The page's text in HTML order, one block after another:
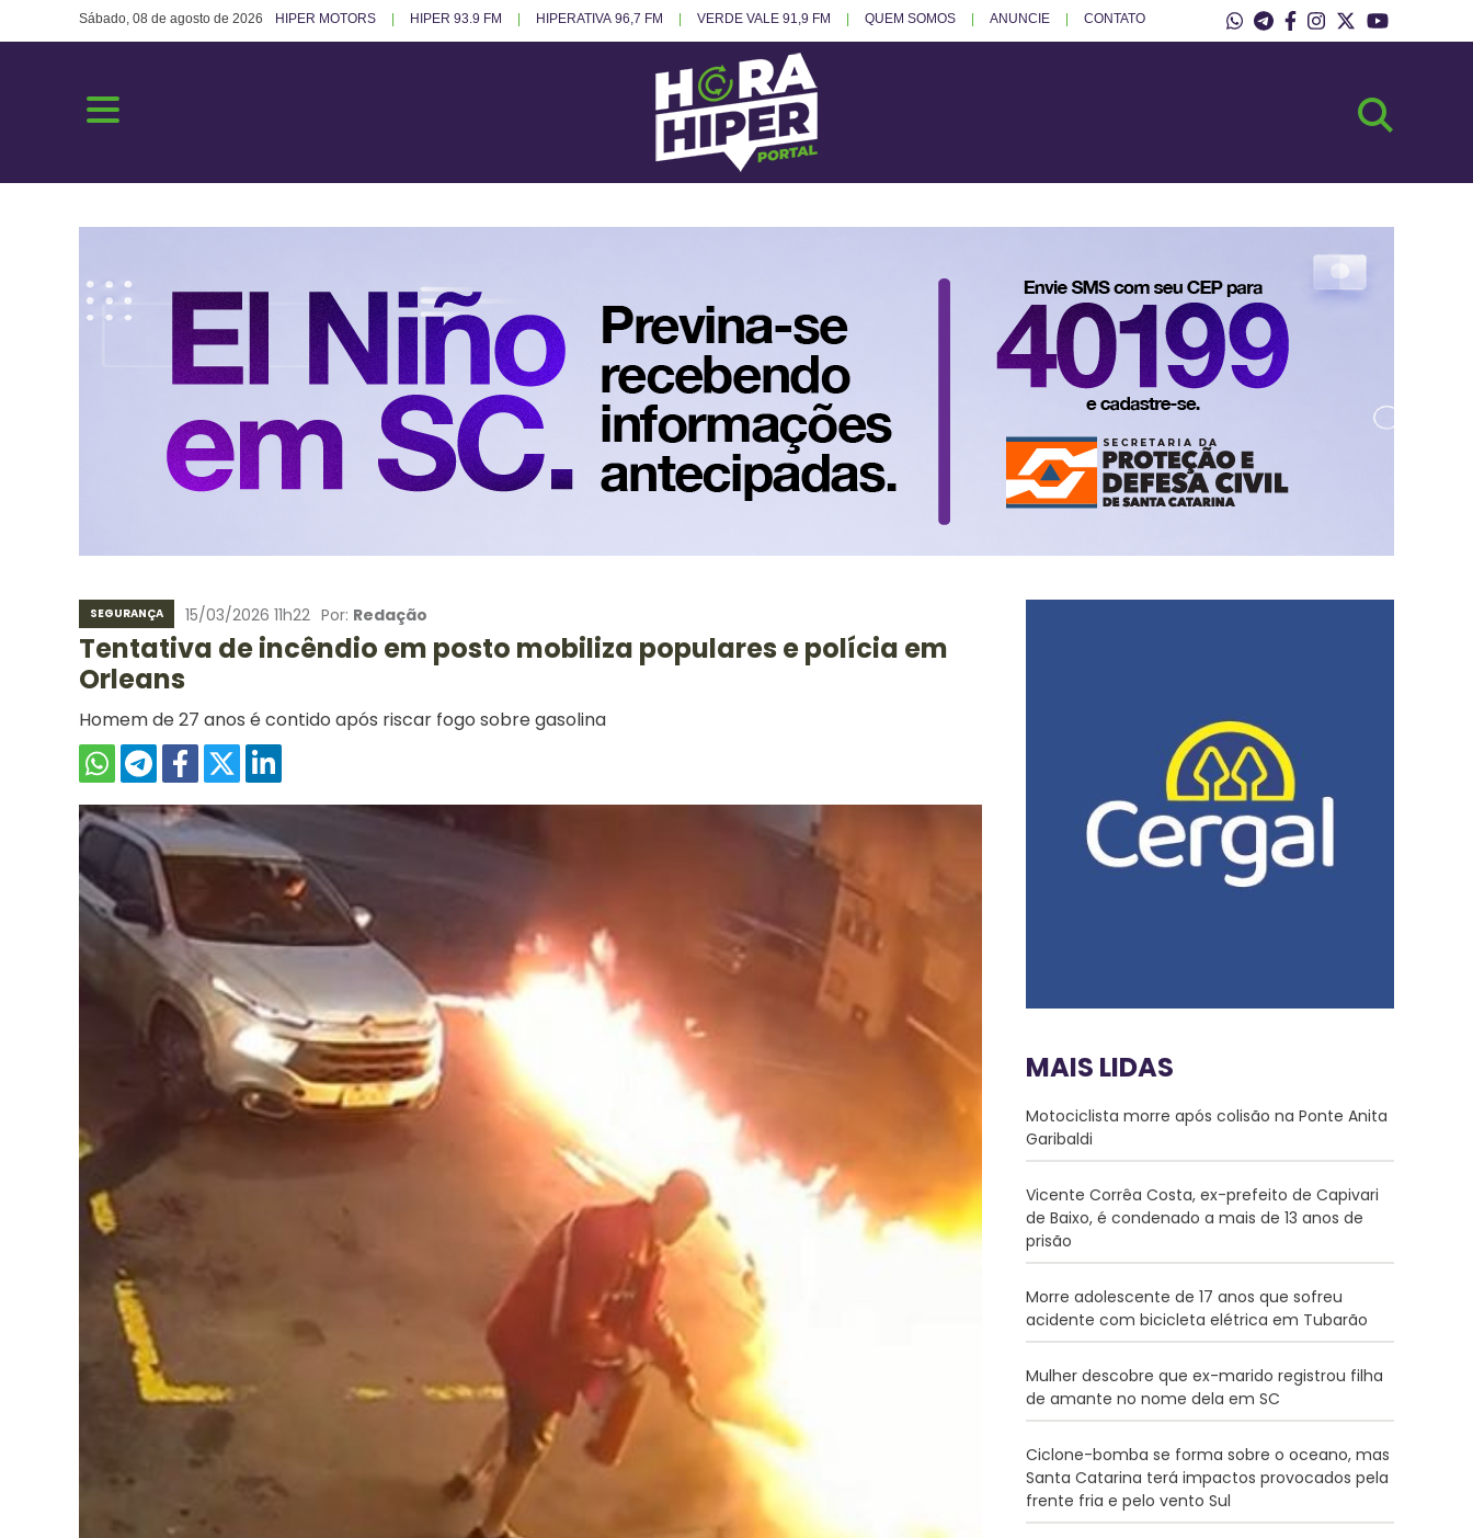
Sábado, 08 de agosto de 2026 HIPER MOTORS HIPER 93.9 FM HIPERATIVA 96,7 FM VERDE VALE 91,9 FM QUEM SOMOS ANUNCIE CONTATO
SEGURANÇA 15/03/2026 11h22 Por: Redação
Tentativa de incêndio em posto mobiliza populares e polícia em
Orleans
Homem de 27 anos é contido após riscar fogo sobre gasolina
MAIS LIDAS
Motociclista morre após colisão na Ponte Anita
Garibaldi
Vicente Corrêa Costa, ex-prefeito de Capivari
de Baixo, é condenado a mais de 13 anos de
prisão
Morre adolescente de 17 anos que sofreu
acidente com bicicleta elétrica em Tubarão
Mulher descobre que ex-marido registrou filha
de amante no nome dela em SC
Ciclone-bomba se forma sobre o oceano, mas
Santa Catarina terá impactos provocados pela
frente fria e pelo vento Sul